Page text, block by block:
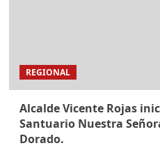
REGIONAL
Alcalde Vicente Rojas
Santuario Nuestra
Dorado.